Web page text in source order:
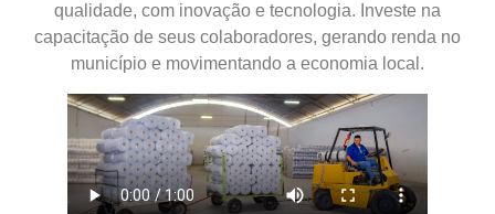
qualidade, com inovação e tecnologia. Investe na
capacitação de seus colaboradores, gerando renda no
município e movimentando a economia local.